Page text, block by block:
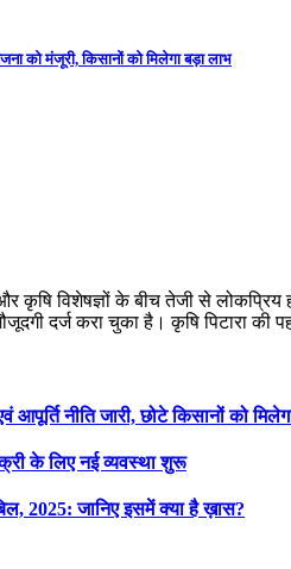
को मंजूरी, किसानों को मिलेगा बड़ा लाभ
और कृषि विशेषज्ञों के बीच तेजी से
दर्ज करा चुका है। कृषि पिटारा
आपूर्ति नीति जारी, छोटे किसानों को
के लिए नई व्यवस्था शुरू
2025: जानिए इसमें क्या है ख़ास?